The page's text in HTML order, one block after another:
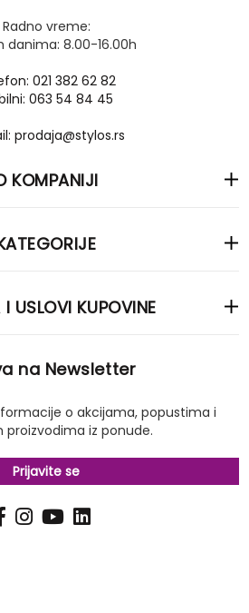
Radno vreme:
danima: 8.00-16.00h
021 382 62 82
063 54 84 45
prodaja@stylos.rs
KOMPANIJI
I USLOVI KUPOVINE
na Newsletter
o akcijama, popustima i
proizvodima iz ponude.
Prijavite se